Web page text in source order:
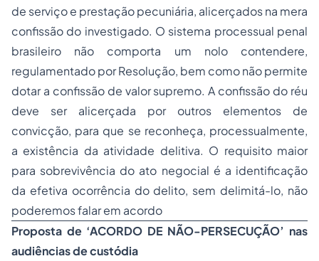
de serviço e prestação pecuniária, alicerçados na mera
confissão do investigado. O sistema processual penal
brasileiro não comporta um nolo contendere,
regulamentado por Resolução, bem como não permite
dotar a confissão de valor supremo. A confissão do réu
deve ser alicerçada por outros elementos de
convicção, para que se reconheça, processualmente,
a existência da atividade delitiva. O requisito maior
para sobrevivência do ato negocial é a identificação
da efetiva ocorrência do delito, sem delimitá-lo, não
poderemos falar em acordo
Proposta de ‘ACORDO DE NÃO-PERSECUÇÃO’ nas
audiências de custódia